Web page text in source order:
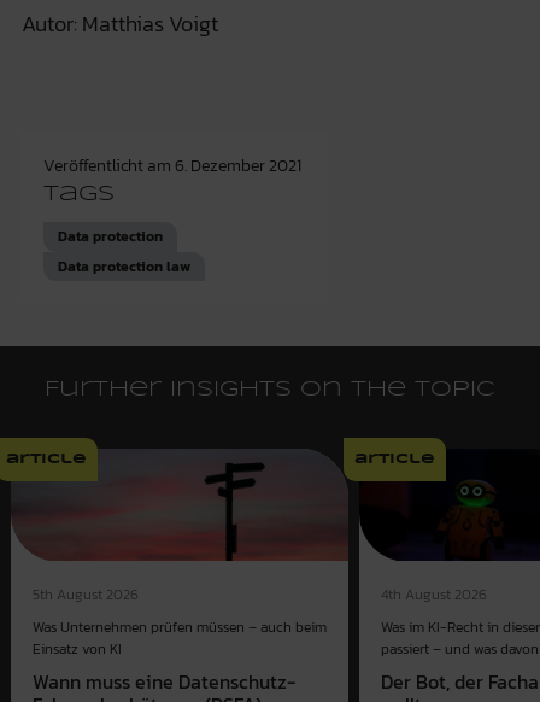
Autor: Matthias Voigt
Veröffentlicht am 6. Dezember 2021
Tags
Data protection
Data protection law
Further insights on the topic
article
5th August 2026
Was Unternehmen prüfen müssen – auch beim
Einsatz von KI
Wann muss eine Datenschutz-
article
4th August 2026
Was im KI-Recht in
passiert – und was
Der Bot, der